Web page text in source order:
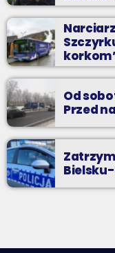
Od
Przed